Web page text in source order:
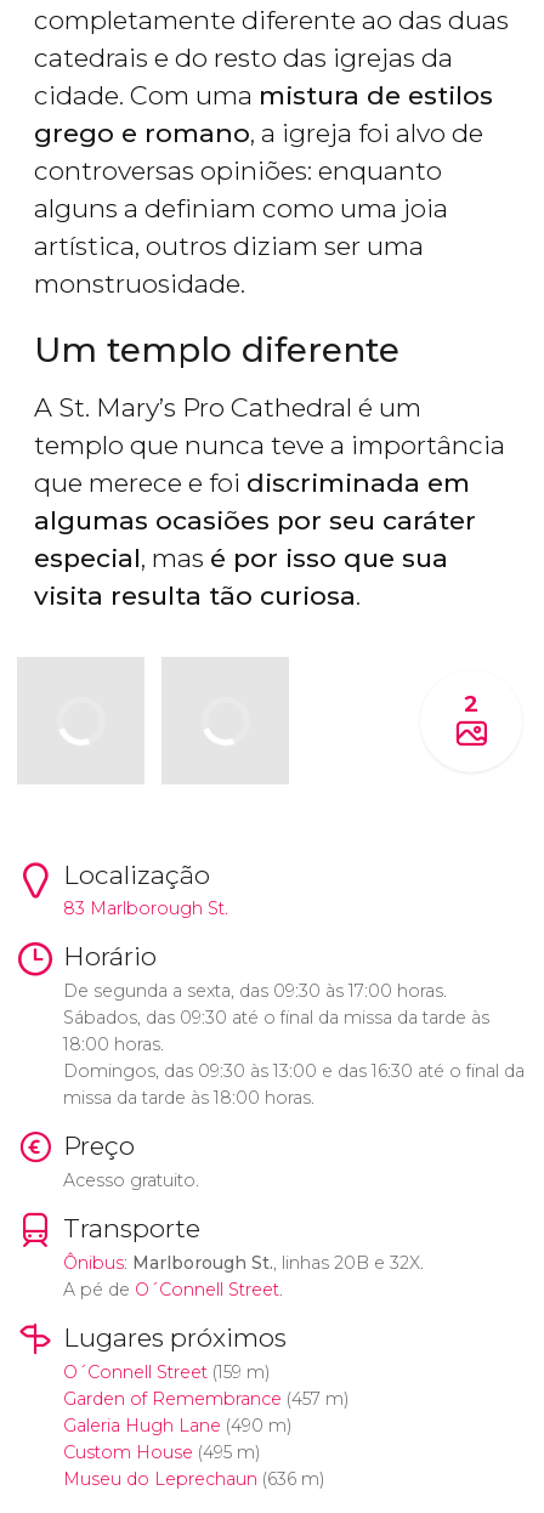
completamente diferente ao das duas
catedrais e do resto das igrejas da
cidade. Com uma mistura de estilos
grego e romano, a igreja foi alvo de
controversas opiniões: enquanto
alguns a definiam como uma joia
artística, outros diziam ser uma
monstruosidade.
Um templo diferente
A St. Mary’s Pro Cathedral é um
templo que nunca teve a importância
que merece e foi discriminada em
algumas ocasiões por seu caráter
especial, mas é por isso que sua
visita resulta tão curiosa.
2
Localização
83 Marlborough St.
Horário
De segunda a sexta, das 09:30 às 17:00 horas.
Sábados, das 09:30 até o final da missa da tarde às
18:00 horas.
Domingos, das 09:30 às 13:00 e das 16:30 até o final da
missa da tarde às 18:00 horas.
Preço
Acesso gratuito.
Transporte
Ônibus: Marlborough St., linhas 20B e 32X.
A pé de O´Connell Street.
Lugares próximos
O´Connell Street(159 m)
Garden of Remembrance (457 m)
Galeria Hugh Lane (490 m)
Custom House (495 m)
Museu do Leprechaun (636 m)